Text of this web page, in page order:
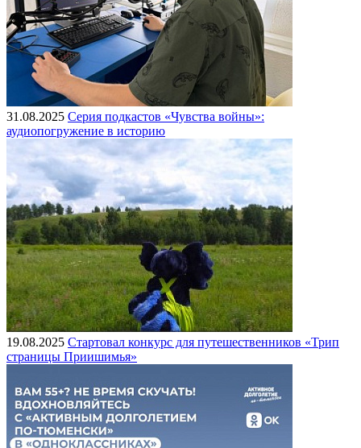
31.08.2025 Серия подкастов «Чувства войны»:
аудиопогружение в историю
19.08.2025 Стартовал конкурс для путешественников «Трип
страницы Приишимья»